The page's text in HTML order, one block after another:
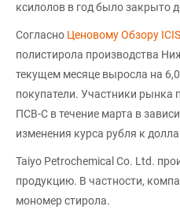
ксилолов в год было закрыто
Согласно Ценовому Обзору
полистирола производства
текущем месяце выросла на
покупатели. Участники рынка
ПСВ-С в течение марта в
изменения курса рубля к
Taiyo Petrochemical Co. Ltd.
продукцию. В частности,
мономер стирола.